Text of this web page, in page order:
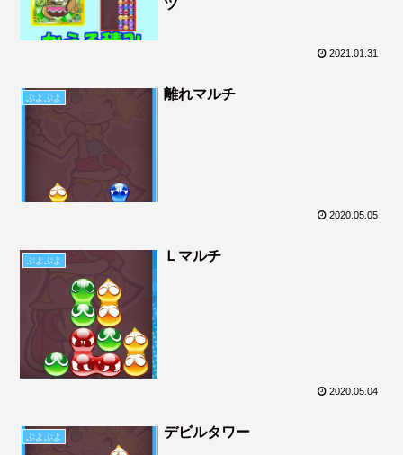
ツ
2021.01.31
ぷよぷよ 離れマルチ
2020.05.05
ぷよぷよ Ｌマルチ
2020.05.04
ぷよぷよ デビルタワー